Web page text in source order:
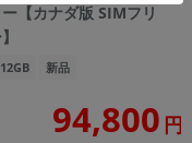
ー【カナダ版 SIMフリ
新品
94,800 円